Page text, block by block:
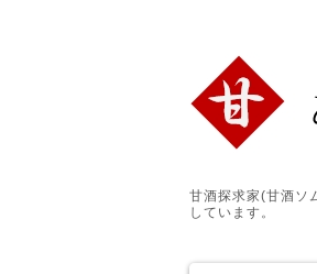
甘酒探求家(甘酒ソ
しています。